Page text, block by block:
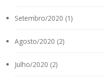
Setembro/2020 (1)
Agosto/2020 (2)
Julho/2020 (2)